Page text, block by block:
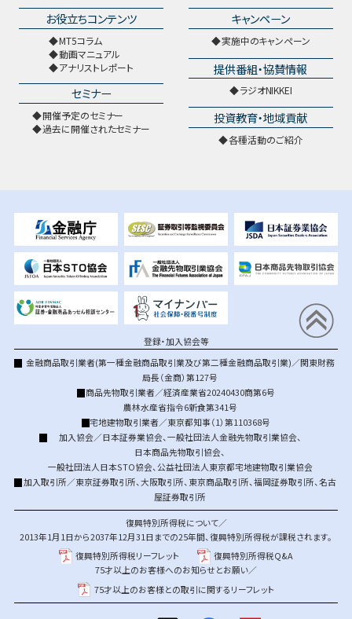
お役立ちコンテンツ
MT5コラム
動画マニュアル
アナリストレポート
セミナー
開催予定のセミナー
過去に開催されたセミナー
キャンペーン
実施中のキャンペーン
提供番組・協賛情報
ラジオNIKKEI
投資教育・地域貢献
各種活動のご紹介
登録・加入協会等
金融商品取引業者(第一種金融商品取引業及び第二種金融商品取引業)／関東財務
局長（金商）第127号
商品先物取引業者／経済産業省20240430商第6号
農林水産省指令6新食第341号
宅地建物取引業者／東京都知事（1）第110368号
加入協会／日本証券業協会、一般社団法人金融先物取引業協会、
日本商品先物取引協会、
一般社団法人日本STO協会、公益社団法人東京都宅地建物取引業協会
加入取引所／東京証券取引所、大阪取引所、 東京商品取引所、福岡証券取引所、名古
屋証券取引所
復興特別所得税について／
2013年1月1日から2037年12月31日までの25年間、復興特別所得税が課税されます。
復興特別所得税リーフレット
復興特別所得税Q&A
75才以上のお客様へのお知らせとお願い／
75才以上のお客様との取引に関するリーフレット